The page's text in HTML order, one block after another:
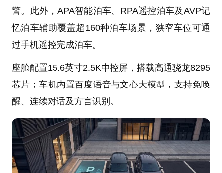
警。此外，APA智能泊车、RPA遥控泊车及AVP记
忆泊车辅助覆盖超160种泊车场景，狭窄车位可通
过手机遥控完成泊车。
座舱配置15.6英寸2.5K中控屏，搭载高通骁龙8295
芯片；车机内置百度语音与文心大模型，支持免唤
醒、连续对话及方言识别。